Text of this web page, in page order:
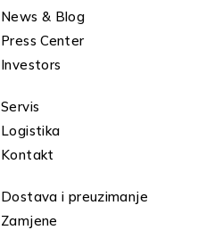
News & Blog
Press Center
Investors
Servis
Logistika
Kontakt
Dostava i preuzimanje
Zamjene